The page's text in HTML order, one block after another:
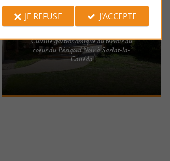
Restaurant de l'Hôtel La Hoirie
Cuisine gastronomique du terroir au
coeur du Périgord Noir à Sarlat-la-
Canéda
Au cœur d'un parc de 7000 m2 avec piscine, le
charme d'un authentique pavillon de chasse du
XIIIe siècle. Dans ...
JE REFUSE J'ACCEPTE